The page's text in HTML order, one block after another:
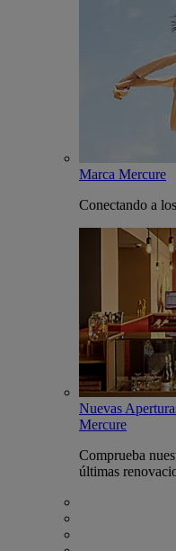
Marca Mercure
Conectando a
Nuevas
Mercure
Comprueba
últimas